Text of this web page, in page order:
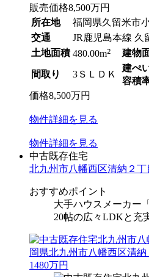
販売価格8,500万円
所在地
福岡県久留米市
交通
JR鹿児島本線 久
土地面積 480.00m2 建物
間取り 3ＳＬＤＫ
建ぺ
容積
価格8,500万円
物件詳細を見る
物件詳細を見る
中古既存住宅
北九州市八幡西区清納２丁
おすすめポイント
大手ハウスメーカー
20帖の広々LDKと充